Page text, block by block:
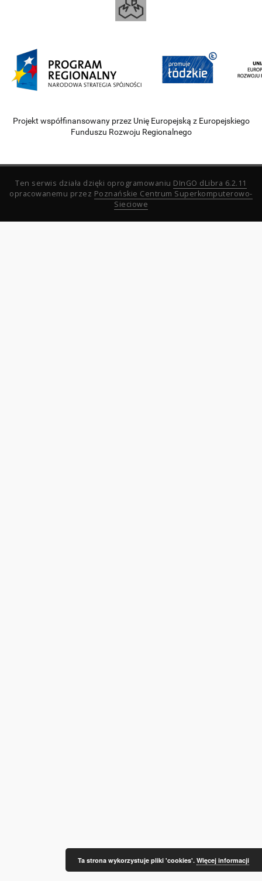
Projekt współfinansowany przez Unię Europejską z Europejskiego
Funduszu Rozwoju Regionalnego
Ten serwis działa dzięki oprogramowaniu DInGO dLibra 6.2.11
opracowanemu przez Poznańskie Centrum Superkomputerowo-
Sieciowe
Ta strona wykorzystuje pliki 'cookies'. Więcej informacji